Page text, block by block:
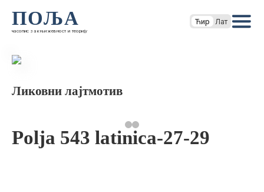
ПОЉА
часопис за књижевност и теорију
Ћир Лат
Ликовни лајтмотив
Polja 543 latinica-27-29